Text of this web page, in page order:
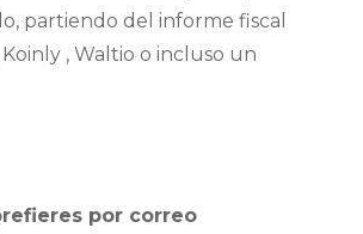
partiendo del informe fiscal
, Waltio o incluso un
por correo